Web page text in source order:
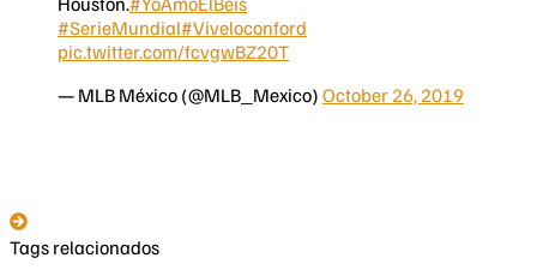
#SerieMundial#Viveloconford
pic.twitter.com/fcvgwBZ20T
— MLB México (@MLB_Mexico) October 26, 2019
Tags relacionados